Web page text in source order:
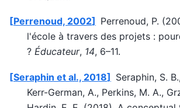
Perrenoud, 2002
Perrenoud, P.
l'école à travers des projets :
? Éducateur, 14, 6–11.
Seraphin et al., 2018
Seraphin, S.
Kerr-German, A., Perkins, M. A.,